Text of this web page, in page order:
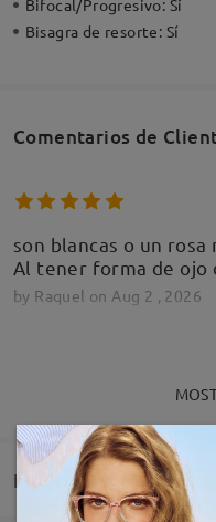
Bifocal/Progresivo: Sí
Bisagra de resorte: Sí
Comentarios de
son blancas o un
Al tener forma de ojo
by Raquel on Aug 2 , 2026
Entrega